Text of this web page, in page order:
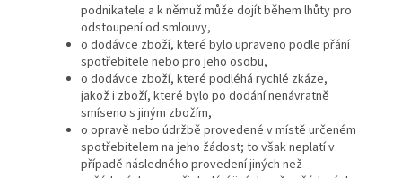
podnikatele a k němuž může dojít během lhůty pro
odstoupení od smlouvy,
o dodávce zboží, které bylo upraveno podle přání
spotřebitele nebo pro jeho osobu,
o dodávce zboží, které podléhá rychlé zkáze,
jakož i zboží, které bylo po dodání nenávratně
smíseno s jiným zbožím,
o opravě nebo údržbě provedené v místě určeném
spotřebitelem na jeho žádost; to však neplatí v
případě následného provedení jiných než